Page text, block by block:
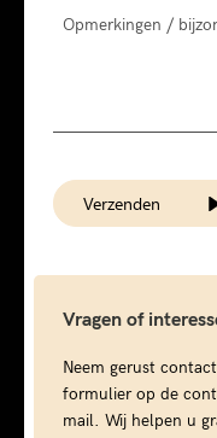
Vragen of
Neem gerust
formulier op de
mail. Wij helpen u
Verzenden